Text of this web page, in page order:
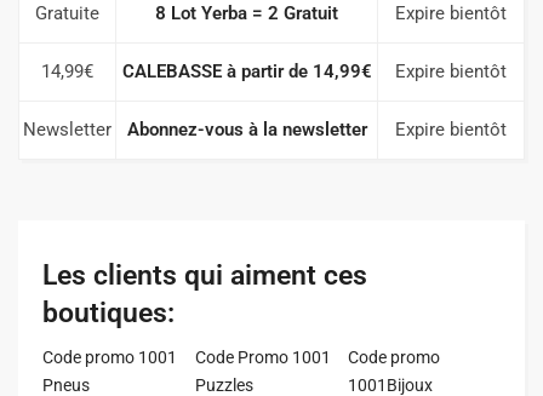
Gratuite 8 Lot Yerba = 2 Gratuit Expire bientôt
14,99€ CALEBASSE à partir de 14,99€ Expire bientôt
Newsletter Abonnez-vous à la newsletter Expire bientôt
Les clients qui aiment ces
boutiques:
Code promo 1001
Pneus
Code Promo 1001
Puzzles
Code promo
1001Bijoux